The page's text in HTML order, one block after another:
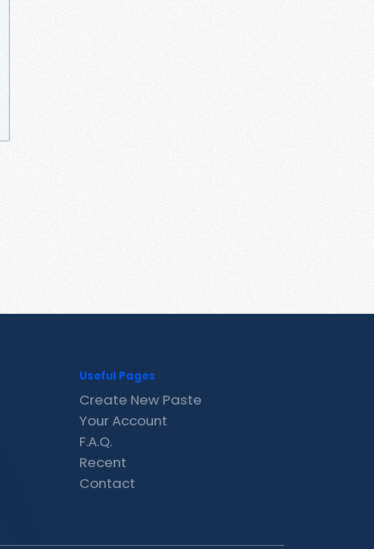
Useful Pages
Create New Paste
Your Account
F.A.Q.
Recent
Contact